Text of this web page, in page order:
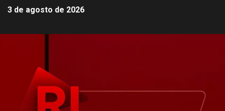
3 de agosto de 2026